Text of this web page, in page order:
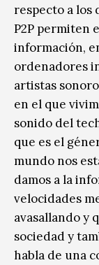
respecto a los
P2P permiten
información,
ordenadores
artistas
en el que
sonido del
que es el
mundo nos
damos a la
velocidades
avasallando y
sociedad y
habla de una